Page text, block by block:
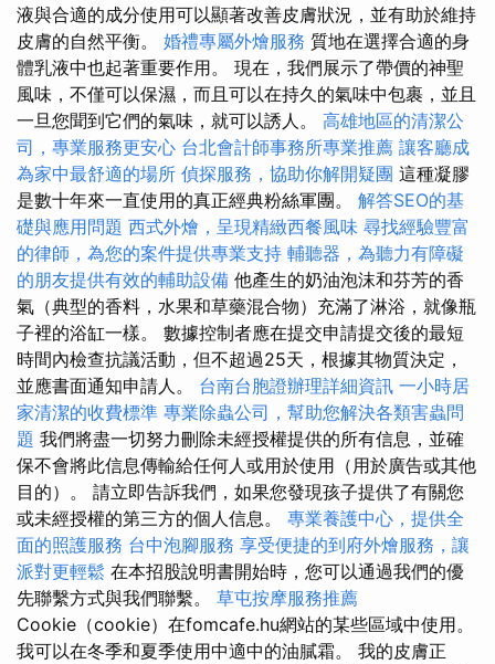
液與合適的成分使用可以顯著改善皮膚狀況，並有助於維持
皮膚的自然平衡。 婚禮專屬外燴服務 質地在選擇合適的身
體乳液中也起著重要作用。 現在，我們展示了帶價的神聖
風味，不僅可以保濕，而且可以在持久的氣味中包裹，並且
一旦您聞到它們的氣味，就可以誘人。 高雄地區的清潔公
司，專業服務更安心 台北會計師事務所專業推薦 讓客廳成
為家中最舒適的場所 偵探服務，協助你解開疑團 這種凝膠
是數十年來一直使用的真正經典粉絲軍團。 解答SEO的基
礎與應用問題 西式外燴，呈現精緻西餐風味 尋找經驗豐富
的律師，為您的案件提供專業支持 輔聽器，為聽力有障礙
的朋友提供有效的輔助設備 他產生的奶油泡沫和芬芳的香
氣（典型的香料，水果和草藥混合物）充滿了淋浴，就像瓶
子裡的浴缸一樣。 數據控制者應在提交申請提交後的最短
時間內檢查抗議活動，但不超過25天，根據其物質決定，
並應書面通知申請人。 台南台胞證辦理詳細資訊 一小時居
家清潔的收費標準 專業除蟲公司，幫助您解決各類害蟲問
題 我們將盡一切努力刪除未經授權提供的所有信息，並確
保不會將此信息傳輸給任何人或用於使用（用於廣告或其他
目的）。 請立即告訴我們，如果您發現孩子提供了有關您
或未經授權的第三方的個人信息。 專業養護中心，提供全
面的照護服務 台中泡腳服務 享受便捷的到府外燴服務，讓
派對更輕鬆 在本招股說明書開始時，您可以通過我們的優
先聯繫方式與我們聯繫。 草屯按摩服務推薦
Cookie（cookie）在fomcafe.hu網站的某些區域中使用。
我可以在冬季和夏季使用中適中的油膩霜。 我的皮膚正